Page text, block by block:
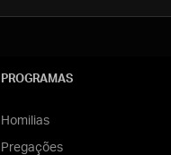
PROGRAMAS
Homilias
Pregações